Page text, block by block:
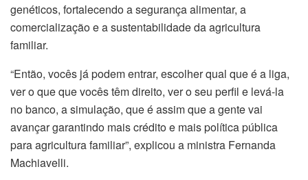
genéticos, fortalecendo a segurança alimentar, a
comercialização e a sustentabilidade da agricultura
familiar.
“Então, vocês já podem entrar, escolher qual que é a liga,
ver o que que vocês têm direito, ver o seu perfil e levá-la
no banco, a simulação, que é assim que a gente vai
avançar garantindo mais crédito e mais política pública
para agricultura familiar”, explicou a ministra Fernanda
Machiavelli.